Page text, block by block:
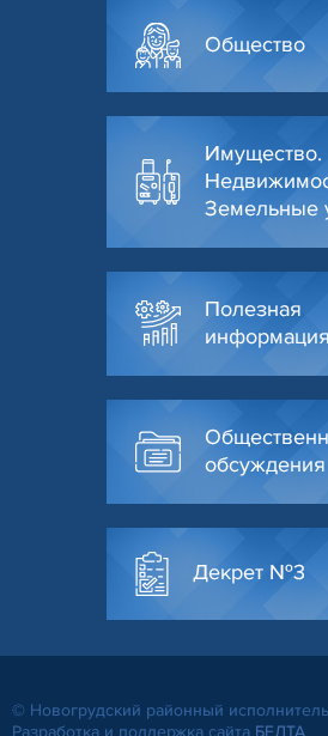
Общество
Имущество.
Земельные
Полезная
информация
обсуждения
Декрет №3
© Новогрудский районный
Разработка и поддержка сайта БЕЛТА